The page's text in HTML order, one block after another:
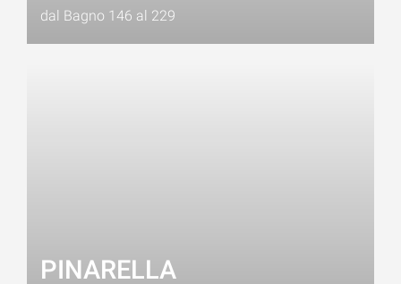
dal Bagno 146 al 229
PINARELLA